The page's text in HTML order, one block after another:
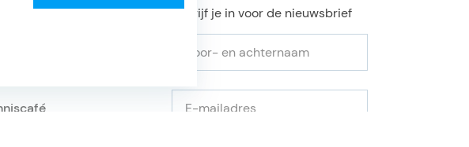
Schrijf je in voor de nieuwsbrief